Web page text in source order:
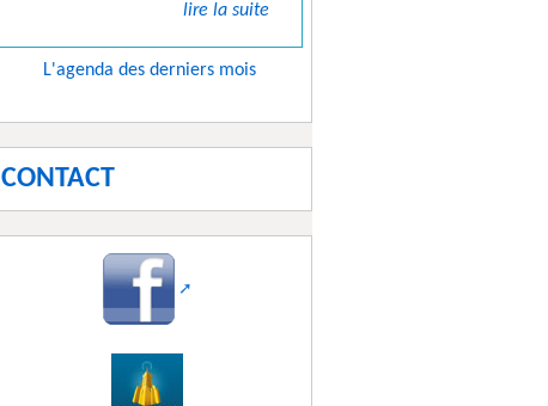
lire la suite
L'agenda des derniers mois
CONTACT